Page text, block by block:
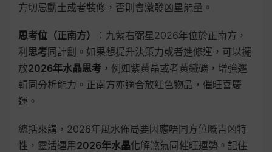
方切忌動土或者裝修，否則會激發凶星能量。
思考位（正南方）
：九紫右弼星2026年位於正南方，
利 思考同計劃。如果想提升決策力或者進修運，可以擺
放2026年水晶思考 ，例如紫黃晶或者黃鐵礦，增強邏
輯同分析能力。正南方亦適合放紅色物品，催旺喜慶
運。
總括來講，2026年風水佈局要因應唔同方位嘅吉凶特
性，靈活運用2026年水晶化解煞氣同催旺運勢。記住